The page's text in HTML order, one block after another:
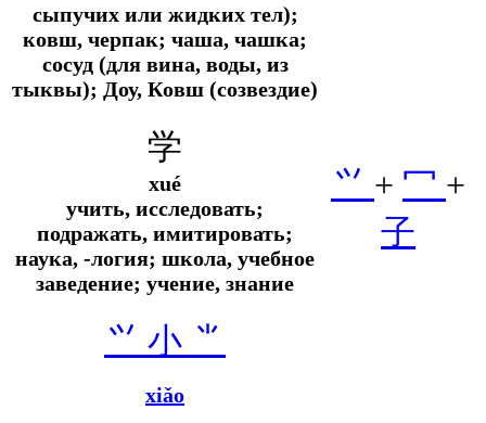
сыпучих или жидких тел);
ковш, черпак; чаша, чашка;
сосуд (для вина, воды, из
тыквы); Доу, Ковш (созвездие)
学
xué
учить, исследовать;
подражать, имитировать;
наука, -логия; школа, учебное
заведение; учение, знание
⺍ + 冖 +
子
⺍ 小 ⺌
xiǎo